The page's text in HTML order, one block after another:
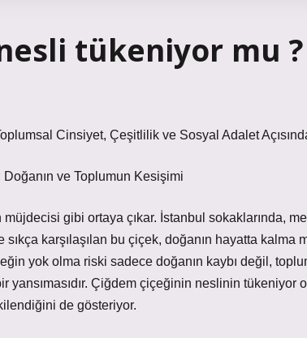
tükeniyor mu ?
Cinsiyet, Çeşitlilik ve Sosyal Adalet
ve Toplumun Kesişimi
gibi ortaya çıkar. İstanbul sokaklarında,
karşılaşılan bu çiçek, doğanın hayatta kalma
yok olma riski sadece doğanın kaybı değil,
yansımasıdır. Çiğdem çiçeğinin neslinin tükeniyor
de gösteriyor.